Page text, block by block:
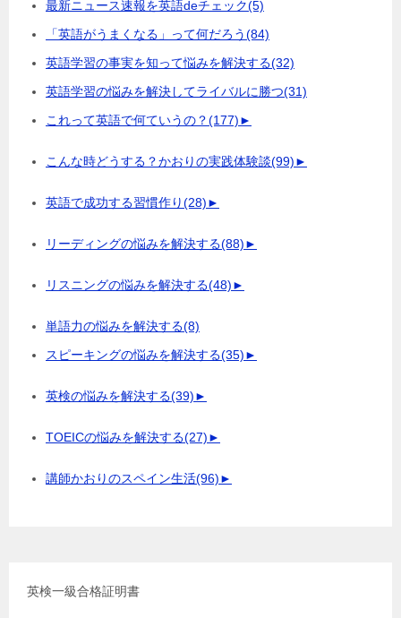
最新ニュース速報を英語deチェック(5)
「英語がうまくなる」って何だろう(84)
英語学習の事実を知って悩みを解決する(32)
英語学習の悩みを解決してライバルに勝つ(31)
これって英語で何ていうの？(177)►
こんな時どうする？かおりの実践体験談(99)►
英語で成功する習慣作り(28)►
リーディングの悩みを解決する(88)►
リスニングの悩みを解決する(48)►
単語力の悩みを解決する(8)
スピーキングの悩みを解決する(35)►
英検の悩みを解決する(39)►
TOEICの悩みを解決する(27)►
講師かおりのスペイン生活(96)►
英検一級合格証明書